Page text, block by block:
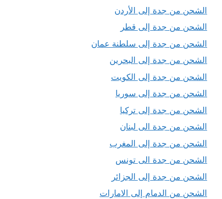
الشحن من جدة إلى الأردن
الشحن من جدة إلى قطر
الشحن من جدة إلى سلطنة عمان
الشحن من جدة إلى البحرين
الشحن من جدة إلى الكويت
الشحن من جدة إلى سوريا
الشحن من جدة إلى تركيا
الشحن من جدة الى لبنان
الشحن من جدة إلى المغرب
الشحن من جدة الى تونس
الشحن من جدة إلى الجزائر
الشحن من الدمام إلى الامارات